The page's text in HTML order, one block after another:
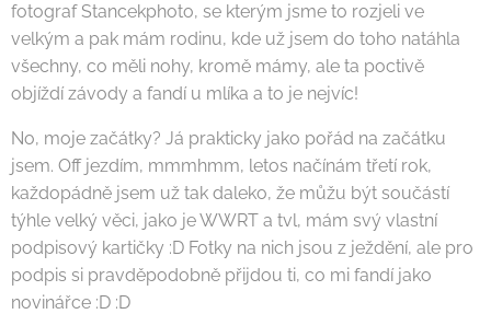
fotograf Stancekphoto, se kterým jsme to rozjeli ve
velkým a pak mám rodinu, kde už jsem do toho natáhla
všechny, co měli nohy, kromě mámy, ale ta poctivě
objíždí závody a fandí u mlíka a to je nejvíc!
No, moje začátky? Já prakticky jako pořád na začátku
jsem. Off jezdím, mmmhmm, letos načínám třetí rok,
každopádně jsem už tak daleko, že můžu být součástí
týhle velký věci, jako je WWRT a tvl, mám svý vlastní
podpisový kartičky :D Fotky na nich jsou z ježdění, ale pro
podpis si pravděpodobně přijdou ti, co mi fandí jako
novinářce :D :D